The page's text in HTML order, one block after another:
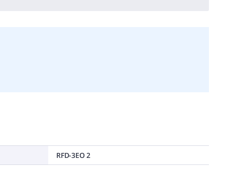
RFD-3EO 2